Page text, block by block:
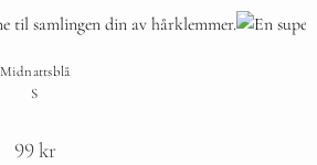
Midnattsblå
S
99kr